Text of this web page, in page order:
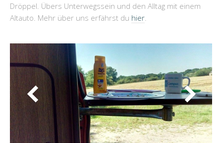
Dröppel. Übers Unterwegssein und den Alltag mit einem
Altauto. Mehr über uns erfährst du hier